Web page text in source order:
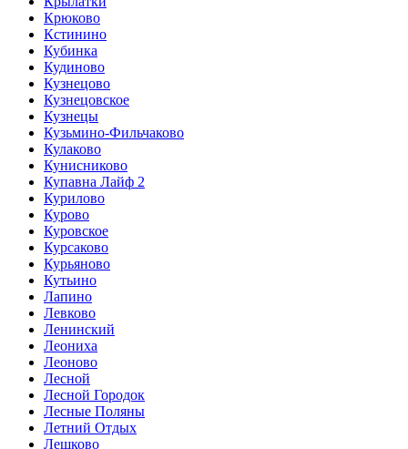
Крюково
Кстинино
Кубинка
Кудиново
Кузнецово
Кузнецовское
Кузнецы
Кузьмино-Фильчаково
Кулаково
Кунисниково
Купавна Лайф 2
Курилово
Курово
Куровское
Курсаково
Курьяново
Кутьино
Лапино
Левково
Ленинский
Леониха
Леоново
Лесной
Лесной Городок
Лесные Поляны
Летний Отдых
Лешково